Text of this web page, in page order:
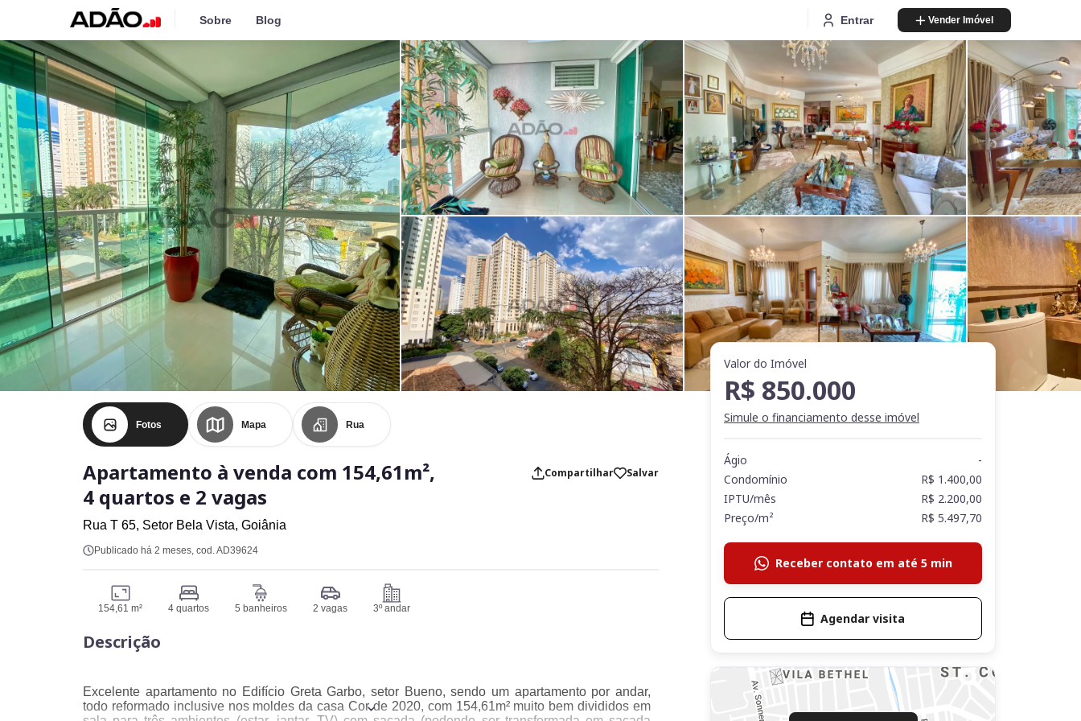
Sobre Blog Entrar Vender Imóvel
Fotos Mapa Rua
Apartamento à venda com 154,61m²,
4 quartos e 2 vagas
Compartilhar Salvar
Rua T 65, Setor Bela Vista, Goiânia
Publicado há 2 meses, cod. AD39624
154,61 m² 4 quartos 5 banheiros 2 vagas 3º andar
Descrição
Excelente apartamento no Edifício Greta Garbo, setor Bueno, sendo um apartamento por andar,
todo reformado inclusive nos moldes da casa Cor de 2020, com 154,61m² muito bem divididos em
Valor do Imóvel
R$ 850.000
Simule o financiamento desse imóvel
Ágio
-
Condomínio
R$ 1.400,00
IPTU/mês
R$ 2.200,00
Preço/m²
R$ 5.497,70
Receber contato em até 5 min
Agendar visita